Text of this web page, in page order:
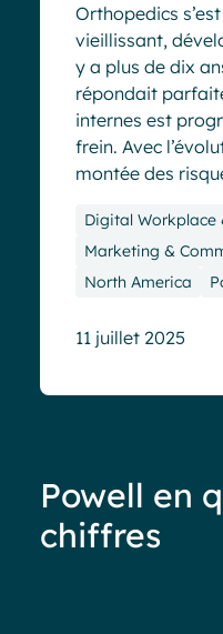
Orthopedics
vieillissant,
y a plus de dix
répondait
internes est
frein. Avec
montée des
Digital Workplace
Marketing &
North America
11 juillet 2025
Powell en
chiffres